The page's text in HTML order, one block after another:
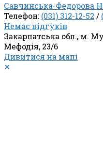
Савчинська-Федорова
Телефон: (031) 312-12-52 /
Немає відгуків
Закарпатська обл., м.
Мефодія, 23/6
Дивитися на мапі
✕